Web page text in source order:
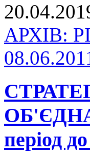
АРХІВ:
період